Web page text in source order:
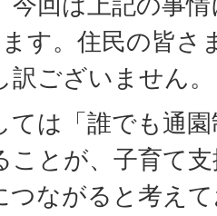
す。住民の皆さ
ございません。
ては「誰でも通
ことが、子育て
つながると考え